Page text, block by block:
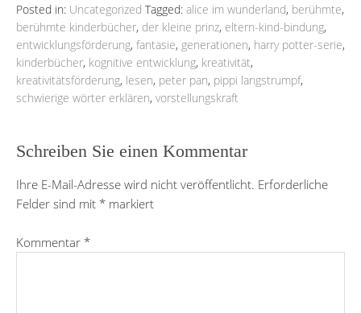
Posted in: Uncategorized Tagged: alice im wunderland, berühmte,
berühmte kinderbücher, der kleine prinz, eltern-kind-bindung,
entwicklungsförderung, fantasie, generationen, harry potter-serie,
kinderbücher, kognitive entwicklung, kreativität,
kreativitätsförderung, lesen, peter pan, pippi langstrumpf,
schwierige wörter erklären, vorstellungskraft
Schreiben Sie einen Kommentar
Ihre E-Mail-Adresse wird nicht veröffentlicht. Erforderliche
Felder sind mit * markiert
Kommentar *